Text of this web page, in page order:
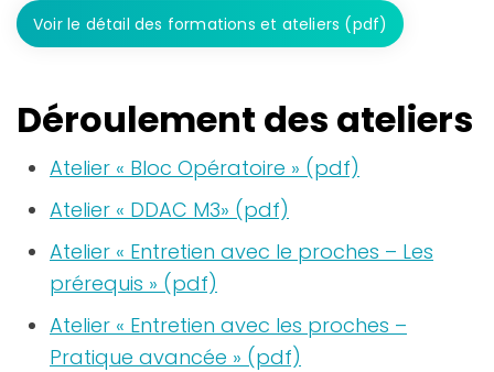
Voir le détail des formations et ateliers (pdf)
Déroulement des ateliers
Atelier « Bloc Opératoire » (pdf)
Atelier « DDAC M3» (pdf)
Atelier « Entretien avec le proches – Les
prérequis » (pdf)
Atelier « Entretien avec les proches –
Pratique avancée » (pdf)